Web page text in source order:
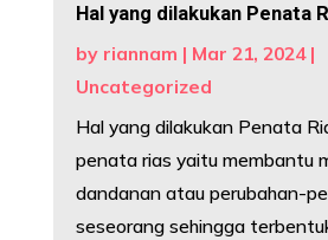
Hal yang dilakukan Penata
by riannam | Mar 21, 2024|
Uncategorized
Hal yang dilakukan Penata
penata rias yaitu membantu
dandanan atau perubahan-
seseorang sehingga